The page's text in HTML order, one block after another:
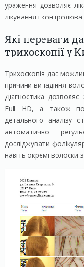
ураження дозволяє
лікування і
Які переваги
трихоскопії у
Трихоскопія дає
причини випадіння
Діагностика дозволяє
Full HD, а також
детального аналізу
автоматично
досліджувати
навіть окремі волоски